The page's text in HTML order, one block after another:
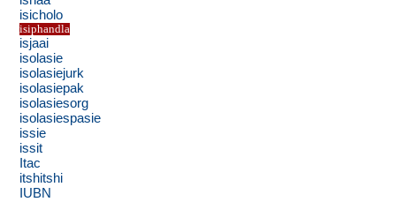
isicholo
isiphandla
isjaai
isolasie
isolasiejurk
isolasiepak
isolasiesorg
isolasiespasie
issie
issit
Itac
itshitshi
IUBN